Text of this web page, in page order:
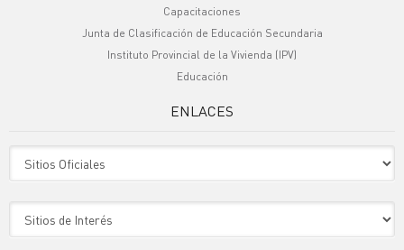
Capacitaciones
Junta de Clasificación de Educación Secundaria
Instituto Provincial de la Vivienda (IPV)
Educación
ENLACES